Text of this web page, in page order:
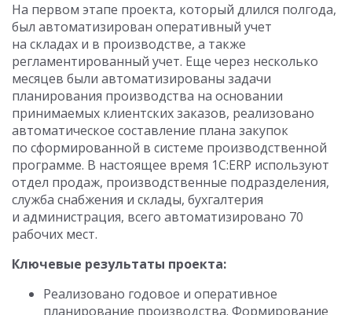
На первом этапе проекта, который длился полгода,
был автоматизирован оперативный учет
на складах и в производстве, а также
регламентированный учет. Еще через несколько
месяцев были автоматизированы задачи
планирования производства на основании
принимаемых клиентских заказов, реализовано
автоматическое составление плана закупок
по сформированной в системе производственной
программе. В настоящее время 1С:ERP используют
отдел продаж, производственные подразделения,
служба снабжения и склады, бухгалтерия
и администрация, всего автоматизировано 70
рабочих мест.
Ключевые результаты проекта:
Реализовано годовое и оперативное
планирование производства. Формирование